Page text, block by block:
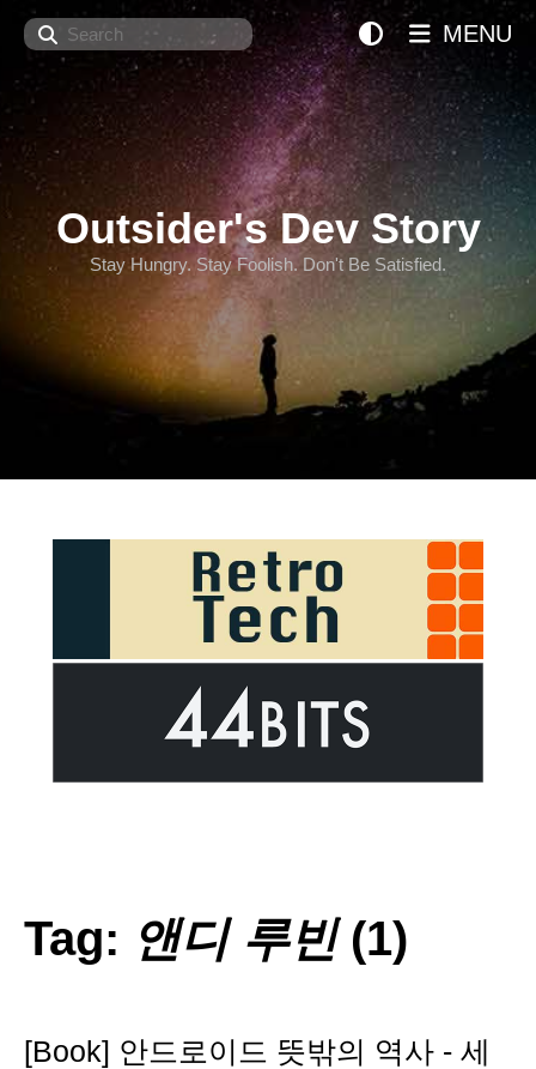
Search
Outsider's Dev Story
Stay Hungry. Stay Foolish. Don't Be Satisfied.
MENU
Tag: 앤디 루빈(1)
[Book] 안드로이드 뜻밖의 역사 - 세